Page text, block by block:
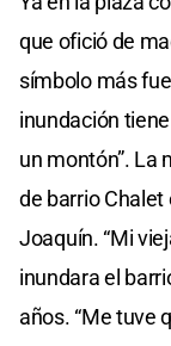
que ofició de
símbolo más
inundación
un montón”. La
de barrio Chalet
Joaquín. “Mi
inundara el
años. “Me tuve